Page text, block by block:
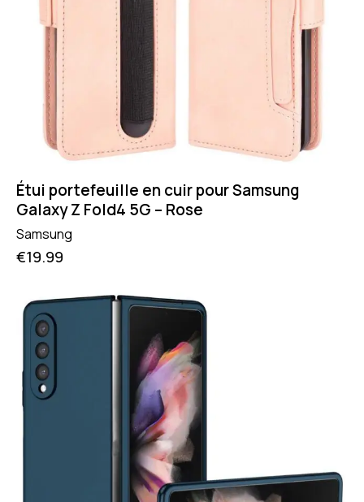
Étui portefeuille en cuir pour Samsung
Galaxy Z Fold4 5G – Rose
Samsung
€19.99